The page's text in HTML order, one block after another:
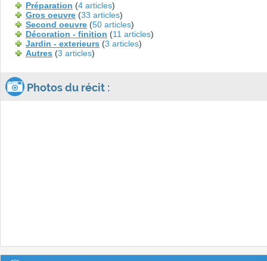
Préparation (4 articles)
Gros oeuvre (33 articles)
Second oeuvre (50 articles)
Décoration - finition (11 articles)
Jardin - exterieurs (3 articles)
Autres (3 articles)
Photos du récit :